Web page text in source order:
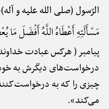
الرّسول (صلی الله علیه و
مَسْأَلَتِهِ أَعْطَاهُ اللَّهُ أَفْضَلَ مَا
پیامبر ( هرکس عبادت
درخواست‌های دیگرش به
چیزی را که به
می‌کند».